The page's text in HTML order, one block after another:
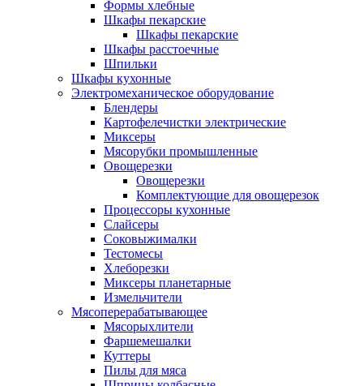
Формы хлебные
Шкафы пекарские
Шкафы пекарские
Шкафы расстоечные
Шпильки
Шкафы кухонные
Электромеханическое оборудование
Блендеры
Картофелечистки электрические
Миксеры
Мясорубки промышленные
Овощерезки
Овощерезки
Комплектующие для овощерезок
Процессоры кухонные
Слайсеры
Соковыжималки
Тестомесы
Хлеборезки
Миксеры планетарные
Измельчители
Мясоперерабатывающее
Мясорыхлители
Фаршемешалки
Куттеры
Пилы для мяса